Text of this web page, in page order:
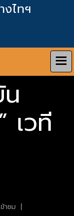
งไทฯ
เวที
าชม |